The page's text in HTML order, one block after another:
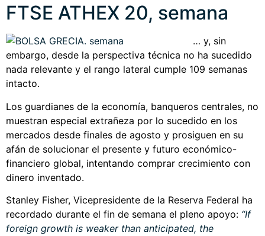
FTSE ATHEX 20, semana
… y, sin
embargo, desde la perspectiva técnica no ha sucedido
nada relevante y el rango lateral cumple 109 semanas
intacto.
Los guardianes de la economía, banqueros centrales, no
muestran especial extrañeza por lo sucedido en los
mercados desde finales de agosto y prosiguen en su
afán de solucionar el presente y futuro económico-
financiero global, intentando comprar crecimiento con
dinero inventado.
Stanley Fisher, Vicepresidente de la Reserva Federal ha
recordado durante el fin de semana el pleno apoyo: “If
foreign growth is weaker than anticipated, the